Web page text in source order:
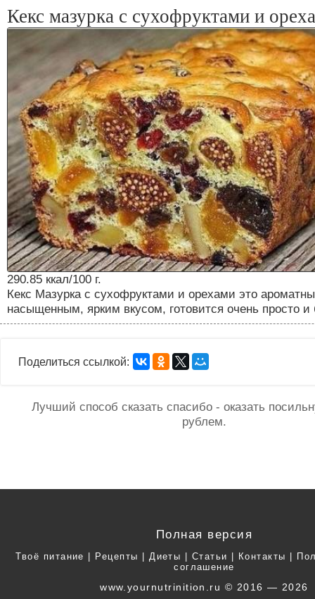
Кекс мазурка с сухофруктами и
290.85 ккал/100 г.
Кекс Мазурка с сухофруктами и орехами это
насыщенным, ярким вкусом, готовится очень просто и
Поделиться ссылкой:
Лучший способ сказать спасибо - оказать
рублем.
Полная версия
Твоё питание Рецепты Диеты Статьи Контакты
соглашение
www.yournutrinition.ru © 2016 — 2026